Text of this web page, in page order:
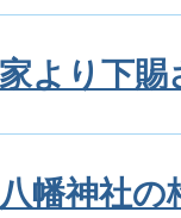
より下賜
幡神社の